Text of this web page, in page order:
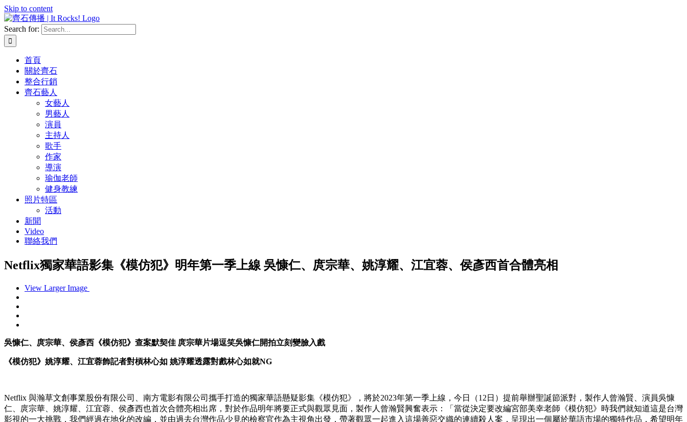
Skip to content
Search for:
首頁
關於齊石
整合行銷
齊石藝人
女藝人
男藝人
演員
主持人
歌手
作家
導演
瑜伽老師
健身教練
照片特區
活動
新聞
Video
聯絡我們
Netflix獨家華語影集《模仿犯》明年第一季上線 吳慷仁、庹宗華、姚淳耀、江宜蓉、侯彥西首合體亮相
View Larger Image
吳慷仁、庹宗華、侯彥西《模仿犯》查案默契佳 庹宗華片場逗笑吳慷仁開拍立刻變臉入戲
《模仿犯》姚淳耀、江宜蓉飾記者對槓林心如 姚淳耀透露對戲林心如就NG
Netflix 與瀚草文創事業股份有限公司、南方電影有限公司攜手打造的獨家華語懸疑影集《模仿犯》，將於2023年第一季上線，今日（12日）提前舉辦聖誕節派對，製作人曾瀚賢、演員吳慷
仁、庹宗華、姚淳耀、江宜蓉、侯彥西也首次合體亮相出席，對於作品明年將要正式與觀眾見面，製作人曾瀚賢興奮表示：「當從決定要改編宮部美幸老師《模仿犯》時我們就知道這是台灣
影視的一大挑戰，我們經過在地化的改編，並由過去台灣作品少見的檢察官作為主視角出發，帶著觀眾一起進入這場善惡交織的連續殺人案，呈現出一個屬於華語市場的獨特作品，希望明年